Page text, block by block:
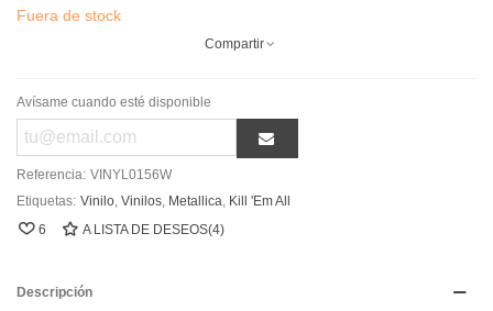
Fuera de stock
Compartir
Avísame cuando esté disponible
Referencia: VINYL0156W
Etiquetas: Vinilo, Vinilos, Metallica, Kill 'Em All
6
A LISTA DE DESEOS(4)
Descripción